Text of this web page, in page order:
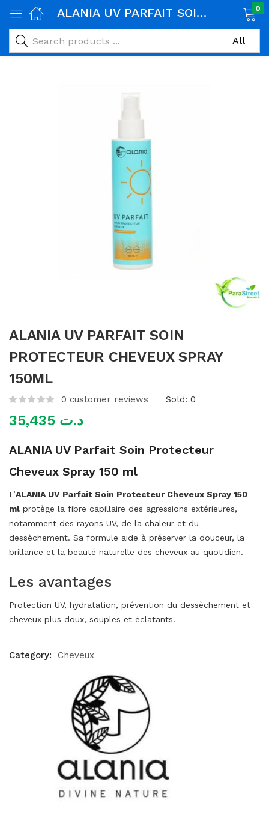
alimentaires)
ALANIA UV PARFAIT SOIN PROTECTEUR CHEVEUX SPRAY 150ML 0
ALANIA UV PARFAIT SOIN
PROTECTEUR CHEVEUX SPRAY
150ML
0 customer reviews Sold: 0
د.ت
ALANIA UV Parfait Soin Protecteur
Cheveux Spray 150 ml
L’ALANIA UV Parfait Soin Protecteur Cheveux Spray 150
ml protège la fibre capillaire des agressions extérieures,
notamment des rayons UV, de la chaleur et du
dessèchement. Sa formule aide à préserver la douceur, la
brillance et la beauté naturelle des cheveux au quotidien.
Les avantages
Protection UV, hydratation, prévention du dessèchement et
cheveux plus doux, souples et éclatants.
Category: Cheveux